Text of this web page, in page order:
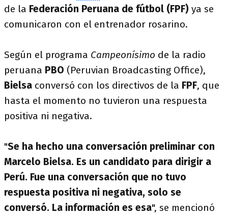
de la Federación Peruana de fútbol (FPF) ya se
comunicaron con el entrenador rosarino.
Según el programa Campeonísimo de la radio
peruana PBO (Peruvian Broadcasting Office),
Bielsa conversó con los directivos de la FPF, que
hasta el momento no tuvieron una respuesta
positiva ni negativa.
"Se ha hecho una conversación preliminar con
Marcelo Bielsa. Es un candidato para dirigir a
Perú. Fue una conversación que no tuvo
respuesta positiva ni negativa, solo se
conversó. La información es esa", se mencionó